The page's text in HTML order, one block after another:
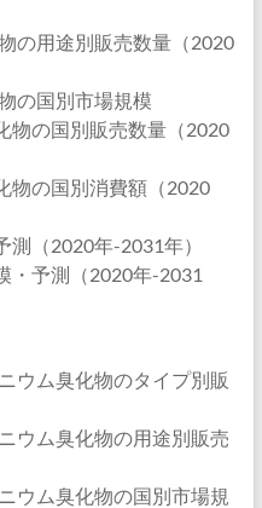
の用途別販売数量（2020
の国別市場規模
物の国別販売数量（2020
物の国別消費額（2020
測（2020年-2031年）
・予測（2020年-2031
ウム臭化物のタイプ別販
ウム臭化物の用途別販売
ウム臭化物の国別市場規